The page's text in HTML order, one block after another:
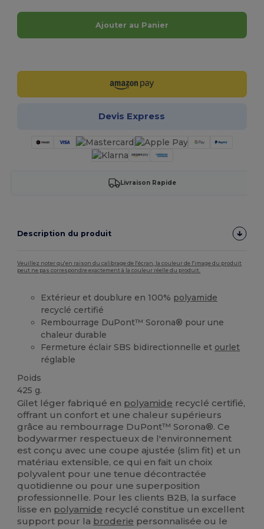
Ajouter au Panier
Devis Express
Livraison Rapide
Description du produit
Veuillez noter qu'en raison du calibrage de l'écran, la couleur de l'image du produit
peut ne pas correspondre exactement à la couleur réelle du produit.
Extérieur et doublure en 100% polyamide
recyclé certifié
Rembourrage DuPont™ Sorona® pour une
chaleur durable
Fermeture éclair SBS bidirectionnelle et ourlet
réglable
Poids
425 g.
Gilet léger fabriqué en polyamide recyclé certifié,
offrant un confort et une chaleur supérieurs
grâce au rembourrage DuPont™ Sorona®. Ce
bodywarmer respectueux de l'environnement
est conçu avec une coupe ajustée (slim fit) et un
matériau extensible, ce qui en fait un choix
polyvalent pour une tenue décontractée
quotidienne ou pour une superposition
professionnelle. Pour les clients B2B, la surface
lisse en polyamide recyclé constitue un excellent
support pour la broderie personnalisée ou le